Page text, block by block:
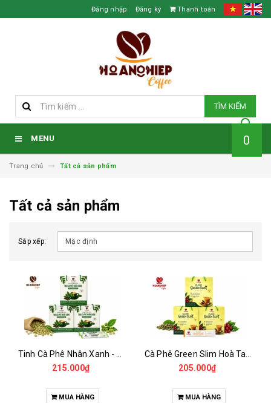
Đăng nhập Đăng ký Thanh toán
TÌM KIẾM
MENU 0
Trang chủ Tất cả sản phẩm
Tất cả sản phẩm
Sắp xếp:
215.000₫
MUA HÀNG
205.000₫
MUA HÀNG